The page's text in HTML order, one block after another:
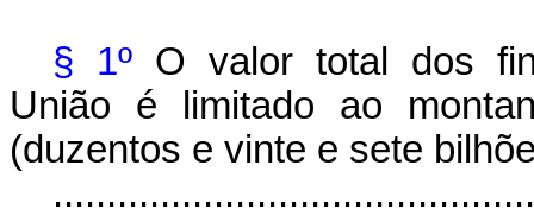
§ 1º O valor total dos
União é limitado ao
(duzentos e vinte e sete